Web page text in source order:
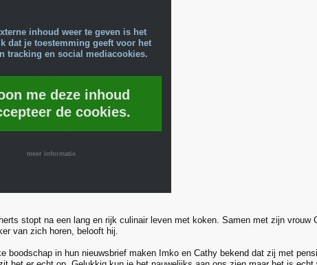
inhoud weer te geven is het
dat je toestemming geeft voor het
tracking en social mediacookies.
me deze inhoud
de cookies.
meer informatie
stopt na een lang en rijk culinair leven met koken. Samen met zijn vrouw
van zich horen, belooft hij.
boodschap in hun nieuwsbrief maken Imko en Cathy bekend dat zij met